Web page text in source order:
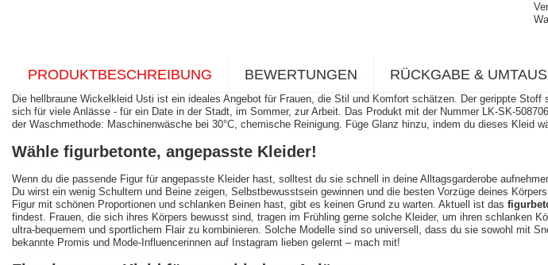
PRODUKTBESCHREIBUNG BEWERTUNGEN RÜCKGABE &
Die hellbraune Wickelkleid Usti ist ein ideales Angebot für Frauen, die Stil und Komfort schätzen. Der gerippte
sich für viele Anlässe - für ein Date in der Stadt, im Sommer, zur Arbeit. Das Produkt mit der Nummer LK-SK-
der Waschmethode: Maschinenwäsche bei 30°C, chemische Reinigung. Füge Glanz hinzu, indem du dieses Kleid
Wähle figurbetonte, angepasste Kleider!
Wenn du die passende Figur für angepasste Kleider hast, solltest du sie schnell in deine Alltagsgarderobe
Du wirst ein wenig Schultern und Beine zeigen, Selbstbewusstsein gewinnen und die besten Vorzüge deines
Figur mit schönen Proportionen und schlanken Beinen hast, gibt es keinen Grund zu warten. Aktuell ist das
findest. Frauen, die sich ihres Körpers bewusst sind, tragen im Frühling gerne solche Kleider, um ihren schlanken
ultra-bequemem und sportlichem Flair zu kombinieren. Solche Modelle sind so universell, dass du sie sowohl mit
bekannte Promis und Mode-Influencerinnen auf Instagram lieben gelernt – mach mit!